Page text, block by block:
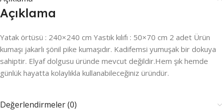
Açıklama
Yatak örtüsü : 240×240 cm Yastık kılıfı : 50×70 cm 2 adet Ürün
kumaşı jakarlı şönil pike kumaşıdır. Kadifemsi yumuşak bir dokuya
sahiptir. Elyaf dolgusu üründe mevcut değildir.Hem şık hemde
günlük hayatta kolaylıkla kullanabileceğiniz üründür.
Değerlendirmeler (0)